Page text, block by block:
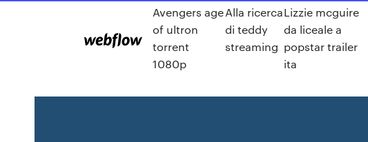
Avengers age
of ultron
torrent
1080p
Alla ricerca
di teddy
streaming
Lizzie mcguire
da liceale a
popstar trailer
ita